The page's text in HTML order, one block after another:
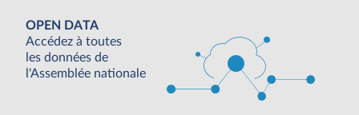
OPEN DATA
Accédez à toutes
les données de
l'Assemblée nationale